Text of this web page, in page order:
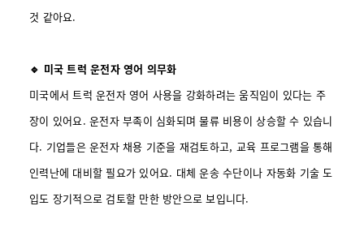
것 같아요.
🔹 미국 트럭 운전자 영어 의무화
미국에서 트럭 운전자 영어 사용을 강화하려는 움직임이 있다는 주
장이 있어요. 운전자 부족이 심화되며 물류 비용이 상승할 수 있습니
다. 기업들은 운전자 채용 기준을 재검토하고, 교육 프로그램을 통해
인력난에 대비할 필요가 있어요. 대체 운송 수단이나 자동화 기술 도
입도 장기적으로 검토할 만한 방안으로 보입니다.